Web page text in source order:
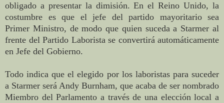
obligado a presentar la dimisión. En el Reino Unido, la
costumbre es que el jefe del partido mayoritario sea
Primer Ministro, de modo que quien suceda a Starmer al
frente del Partido Laborista se convertirá automáticamente
en Jefe del Gobierno.
Todo indica que el elegido por los laboristas para suceder
a Starmer será Andy Burnham, que acaba de ser nombrado
Miembro del Parlamento a través de una elección local a